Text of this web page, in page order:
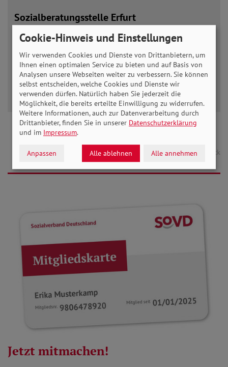
Sozialberatungsstelle Erfurt
Magdeburger Allee 138
99086 Erfurt
Tel.: 0361-79 07 90 07
Fax: 0361-79 07 90 06
E-Mail:info(at)sovd-thue.de
Foto Header: babaroga / Adobe Stock
Jetzt mitmachen!
Cookie-Hinweis und Einstellungen
Wir verwenden Cookies und Dienste von Drittanbietern, um
Ihnen einen optimalen Service zu bieten und auf Basis von
Analysen unsere Webseiten weiter zu verbessern. Sie können
selbst entscheiden, welche Cookies und Dienste wir
verwenden dürfen. Natürlich haben Sie jederzeit die
Möglichkeit, die bereits erteilte Einwilligung zu widerrufen.
Weitere Informationen, auch zur Datenverarbeitung durch
Drittanbieter, finden Sie in unserer Datenschutzerklärung
und im Impressum.
Anpassen Alle ablehnen Alle annehmen